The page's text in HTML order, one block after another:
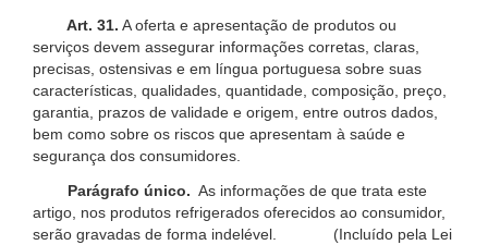
Art. 31. A oferta e apresentação de produtos ou
serviços devem assegurar informações corretas, claras,
precisas, ostensivas e em língua portuguesa sobre suas
características, qualidades, quantidade, composição, preço,
garantia, prazos de validade e origem, entre outros dados,
bem como sobre os riscos que apresentam à saúde e
segurança dos consumidores.
Parágrafo único. As informações de que trata este
artigo, nos produtos refrigerados oferecidos ao consumidor,
serão gravadas de forma indelével. (Incluído pela Lei